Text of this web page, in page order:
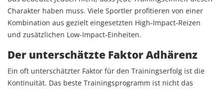
Charakter haben muss. Viele Sportler profitieren von einer
Kombination aus gezielt eingesetzten High-Impact-Reizen
und zusätzlichen Low-Impact-Einheiten.
Der unterschätzte Faktor Adhärenz
Ein oft unterschätzter Faktor für den Trainingserfolg ist die
Kontinuität. Das beste Trainingsprogramm ist nicht das